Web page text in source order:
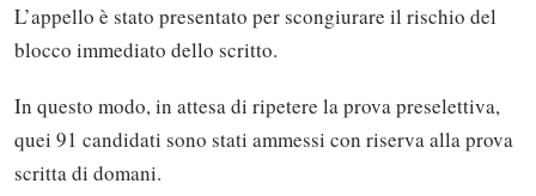
L’appello è stato presentato per scongiurare il rischio del
blocco immediato dello scritto.
In questo modo, in attesa di ripetere la prova preselettiva,
quei 91 candidati sono stati ammessi con riserva alla prova
scritta di domani.